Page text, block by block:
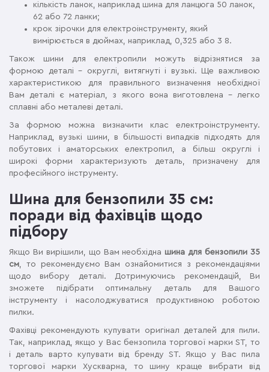
кількість ланок, наприклад шина для ланцюга 50 ланок,
62 або 72 ланки;
крок зірочки для електроінструменту, який
вимірюється в дюймах, наприклад, 0,325 або 3 8.
Також шини для електропили можуть відрізнятися за
формою деталі – округлі, витягнуті і вузькі. Ще важливою
характеристикою для правильного визначення необхідної
Вам деталі є матеріал, з якого вона виготовлена – легко
сплавні або металеві деталі.
За формою можна визначити клас електроінструменту.
Наприклад, вузькі шини, в більшості випадків підходять для
побутових і аматорських електропил, а більш округлі і
широкі форми характеризують деталь, призначену для
професійного інструменту.
Шина для бензопили 35 см:
поради від фахівців щодо
підбору
Якщо Ви вирішили, що Вам необхідна шина для бензопили 35
см, то рекомендуємо Вам ознайомитися з рекомендаціями
щодо вибору деталі. Дотримуючись рекомендацій, Ви
зможете підібрати оптимальну деталь для Вашого
інструменту і насолоджуватися продуктивною роботою
пилки.
Фахівці рекомендують купувати оригінал деталей для пили.
Так, наприклад, якщо у Вас бензопила торгової марки ST, то
і деталь варто купувати від бренду ST. Якщо у Вас пила
торгової марки Хускварна, то шину краще вибрати від